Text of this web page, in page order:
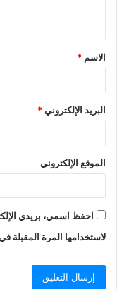
الاسم *
البريد الإلكتروني*
الموقع الإلكتروني
احفظ اسمي، بريدي
لاستخدامها المرة المقبلة